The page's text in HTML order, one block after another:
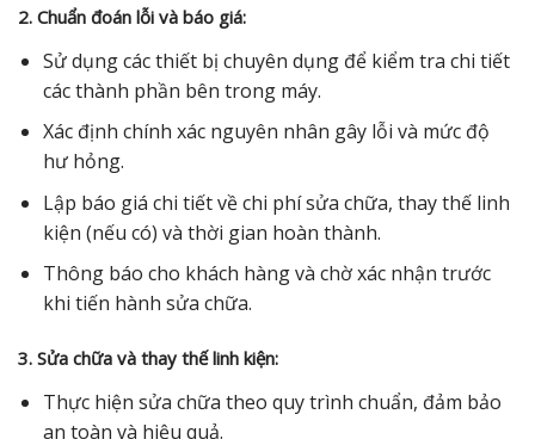
2. Chuẩn đoán lỗi và báo giá:
Sử dụng các thiết bị chuyên dụng để kiểm tra chi tiết
các thành phần bên trong máy.
Xác định chính xác nguyên nhân gây lỗi và mức độ
hư hỏng.
Lập báo giá chi tiết về chi phí sửa chữa, thay thế linh
kiện (nếu có) và thời gian hoàn thành.
Thông báo cho khách hàng và chờ xác nhận trước
khi tiến hành sửa chữa.
3. Sửa chữa và thay thế linh kiện:
Thực hiện sửa chữa theo quy trình chuẩn, đảm bảo
an toàn và hiệu quả.